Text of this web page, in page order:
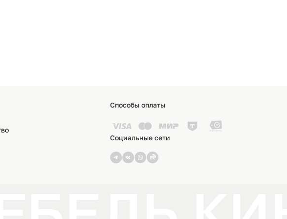
Способы оплаты
Социальные сети